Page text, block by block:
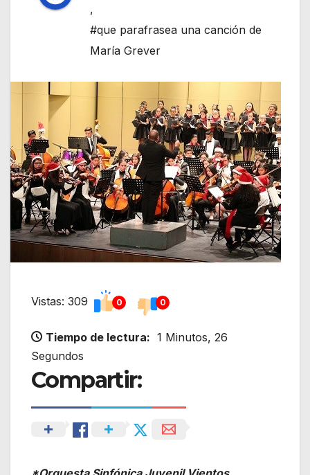
,
#que parafrasea una canción de
María Grever
Vistas: 309 0 0
Tiempo de lectura: 1 Minutos, 26
Segundos
Compartir: